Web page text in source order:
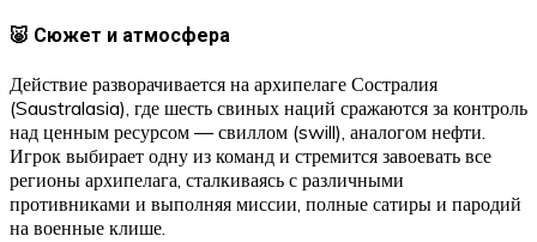
🐷 Сюжет и атмосфера
Действие разворачивается на архипелаге Состралия
(Saustralasia), где шесть свиных наций сражаются за контроль
над ценным ресурсом — свиллом (swill), аналогом нефти.
Игрок выбирает одну из команд и стремится завоевать все
регионы архипелага, сталкиваясь с различными
противниками и выполняя миссии, полные сатиры и пародий
на военные клише.